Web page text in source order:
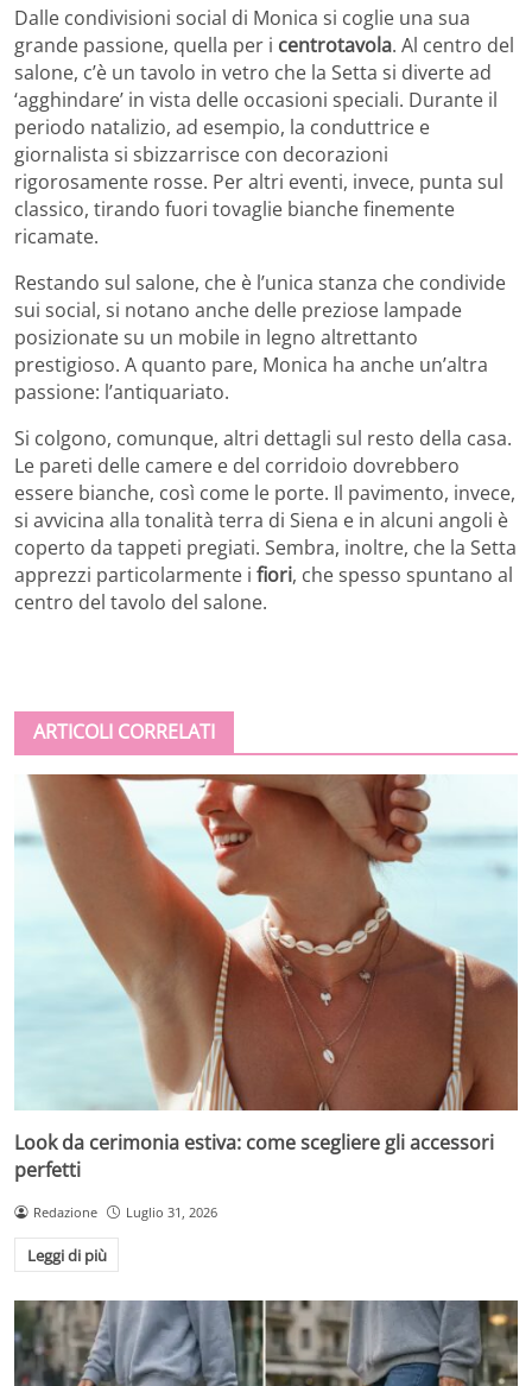
Dalle condivisioni social di Monica si coglie una sua
grande passione, quella per i centrotavola. Al centro del
salone, c’è un tavolo in vetro che la Setta si diverte ad
‘agghindare’ in vista delle occasioni speciali. Durante il
periodo natalizio, ad esempio, la conduttrice e
giornalista si sbizzarrisce con decorazioni
rigorosamente rosse. Per altri eventi, invece, punta sul
classico, tirando fuori tovaglie bianche finemente
ricamate.
Restando sul salone, che è l’unica stanza che condivide
sui social, si notano anche delle preziose lampade
posizionate su un mobile in legno altrettanto
prestigioso. A quanto pare, Monica ha anche un’altra
passione: l’antiquariato.
Si colgono, comunque, altri dettagli sul resto della casa.
Le pareti delle camere e del corridoio dovrebbero
essere bianche, così come le porte. Il pavimento, invece,
si avvicina alla tonalità terra di Siena e in alcuni angoli è
coperto da tappeti pregiati. Sembra, inoltre, che la Setta
apprezzi particolarmente i fiori, che spesso spuntano al
centro del tavolo del salone.
ARTICOLI CORRELATI
Look da cerimonia estiva: come scegliere gli accessori
perfetti
Redazione Luglio 31, 2026
Leggi di più